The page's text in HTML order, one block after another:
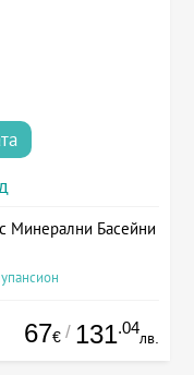
Минерални Басейни
67€ / 131.04
лв.